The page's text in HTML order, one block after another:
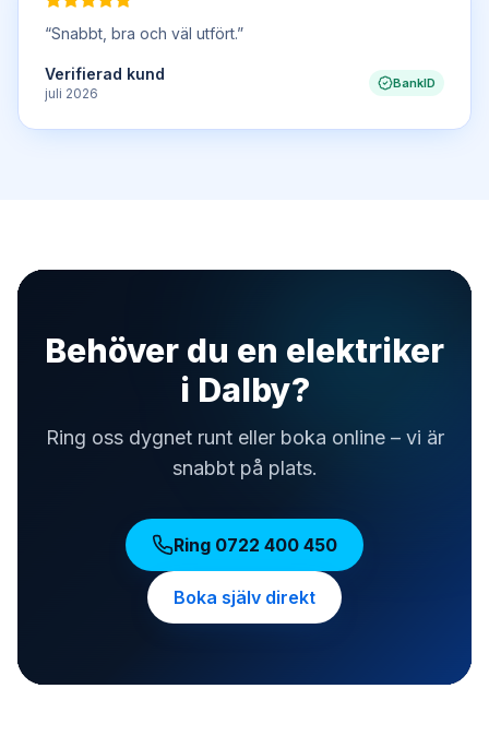
“Snabbt, bra och väl utfört.”
Verifierad kund
juli 2026
BankID
Behöver du en elektriker
i Dalby?
Ring oss dygnet runt eller boka online – vi är
snabbt på plats.
Ring 0722 400 450
Boka själv direkt